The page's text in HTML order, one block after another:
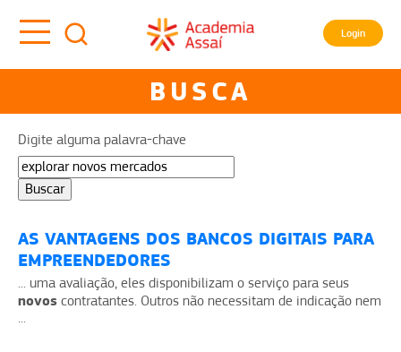
Login
BUSCA
Digite alguma palavra-chave
AS VANTAGENS DOS BANCOS DIGITAIS PARA
EMPREENDEDORES
... uma avaliação, eles disponibilizam o serviço para seus
novos contratantes. Outros não necessitam de indicação nem